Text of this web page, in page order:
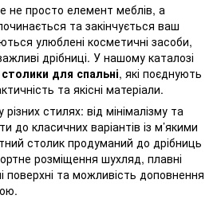
не просто елемент меблів, а
та закінчується ваш
улюблені косметичні засоби,
дрібниці. У нашому каталозі
для спальні, які поєднують
та якісні матеріали.
стилях: від мінімалізму та
до класичних варіантів із м’якими
столик продуманий до дрібниць
розміщення шухляд, плавні
поверхні та можливість доповнення